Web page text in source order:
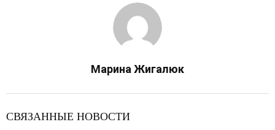
Марина Жигалюк
СВЯЗАННЫЕ НОВОСТИ